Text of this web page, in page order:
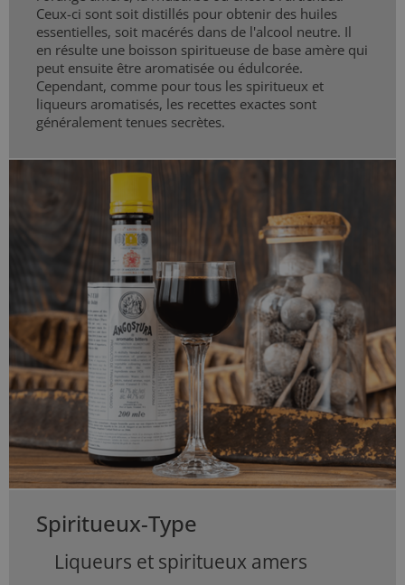
Ceux-ci sont soit distillés pour obtenir des huiles
essentielles, soit macérés dans de l'alcool neutre. Il
en résulte une boisson spiritueuse de base amère qui
peut ensuite être aromatisée ou édulcorée.
Cependant, comme pour tous les spiritueux et
liqueurs aromatisés, les recettes exactes sont
généralement tenues secrètes.
Spiritueux-Type
Liqueurs et spiritueux amers